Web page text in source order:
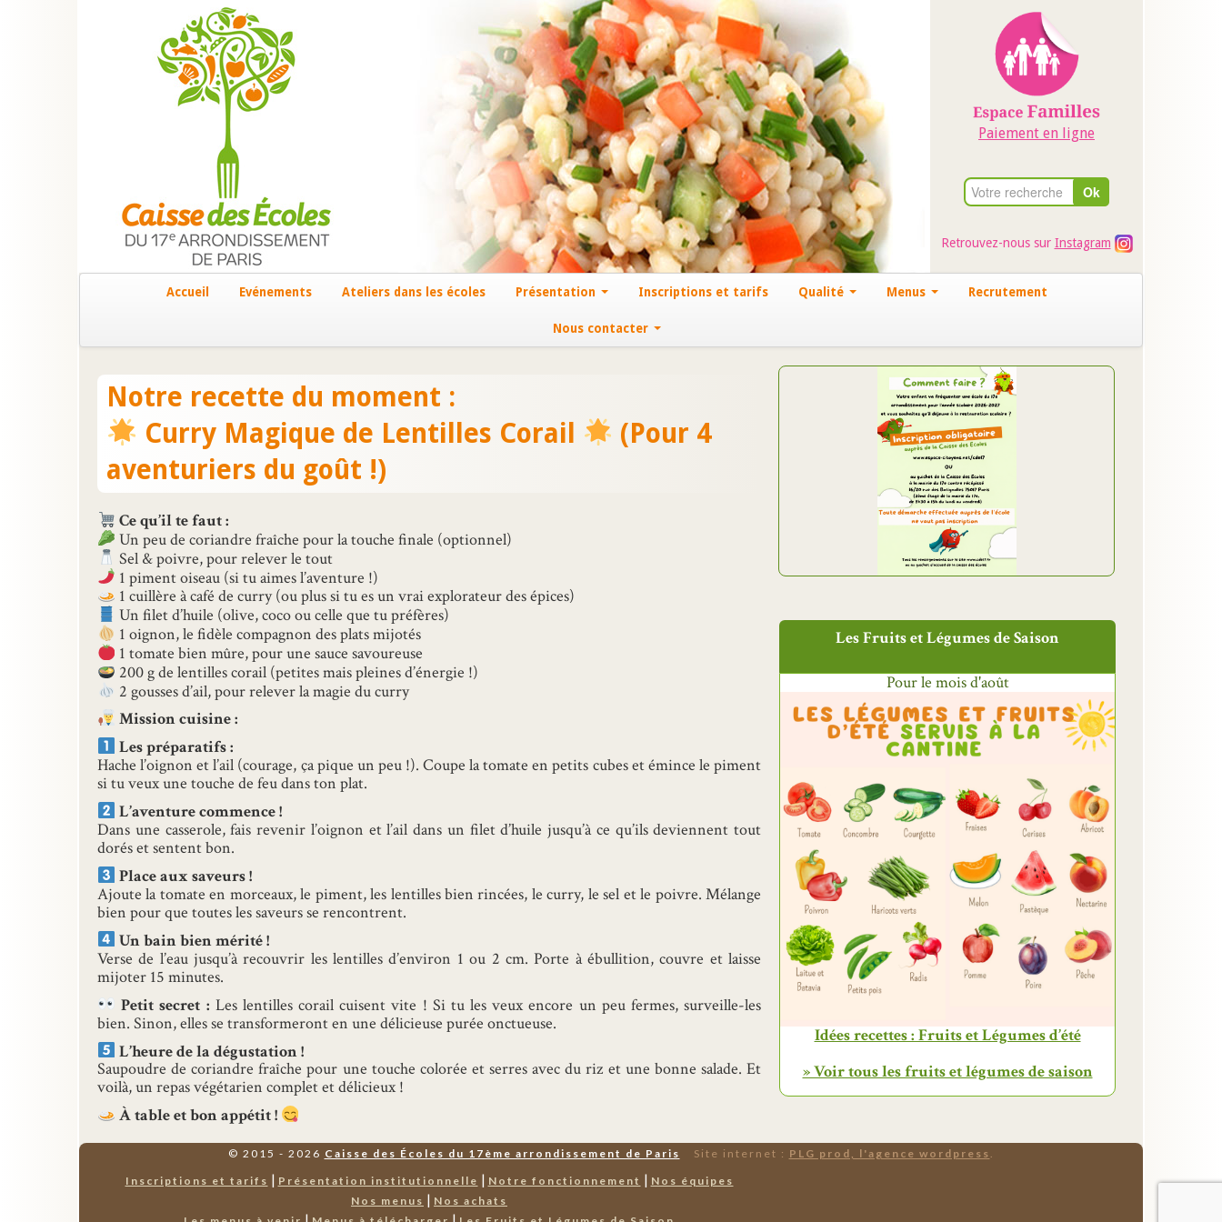
Paiement en ligne
Retrouvez-nous sur Instagram
Accueil Evénements Ateliers dans les écoles Présentation Inscriptions et tarifs Qualité Menus Recrutement
Nous contacter
Notre recette du moment :
Curry Magique de Lentilles Corail
(Pour 4
aventuriers du goût !)
Ce qu’il te faut :
Un peu de coriandre fraîche pour la touche finale (optionnel)
Sel & poivre, pour relever le tout
1 piment oiseau (si tu aimes l’aventure !)
1 cuillère à café de curry (ou plus si tu es un vrai explorateur des épices)
Un filet d’huile (olive, coco ou celle que tu préfères)
1 oignon, le fidèle compagnon des plats mijotés
1 tomate bien mûre, pour une sauce savoureuse
200 g de lentilles corail (petites mais pleines d’énergie !)
2 gousses d’ail, pour relever la magie du curry
Mission cuisine :
Les préparatifs :
Hache l’oignon et l’ail (courage, ça pique un peu !). Coupe la tomate en petits cubes et émince le piment
si tu veux une touche de feu dans ton plat.
L’aventure commence !
Dans une casserole, fais revenir l’oignon et l’ail dans un filet d’huile jusqu’à ce qu’ils deviennent tout
dorés et sentent bon.
Place aux saveurs !
Ajoute la tomate en morceaux, le piment, les lentilles bien rincées, le curry, le sel et le poivre. Mélange
bien pour que toutes les saveurs se rencontrent.
Un bain bien mérité !
Verse de l’eau jusqu’à recouvrir les lentilles d’environ 1 ou 2 cm. Porte à ébullition, couvre et laisse
mijoter 15 minutes.
Petit secret : Les lentilles corail cuisent vite ! Si tu les veux encore un peu fermes, surveille-les
bien. Sinon, elles se transformeront en une délicieuse purée onctueuse.
L’heure de la dégustation !
Saupoudre de coriandre fraîche pour une touche colorée et serres avec du riz et une bonne salade. Et
voilà, un repas végétarien complet et délicieux !
À table et bon appétit !
Les Fruits et Légumes de Saison
Pour le mois d'août
Idées recettes : Fruits et Légumes d’été
» Voir tous les fruits et légumes de saison
© 2015 - 2026 Caisse des Écoles du 17ème arrondissement de Paris Site internet : PLG prod, l'agence wordpress.
Inscriptions et tarifs | Présentation institutionnelle | Notre fonctionnement | Nos équipes
Nos menus | Nos achats